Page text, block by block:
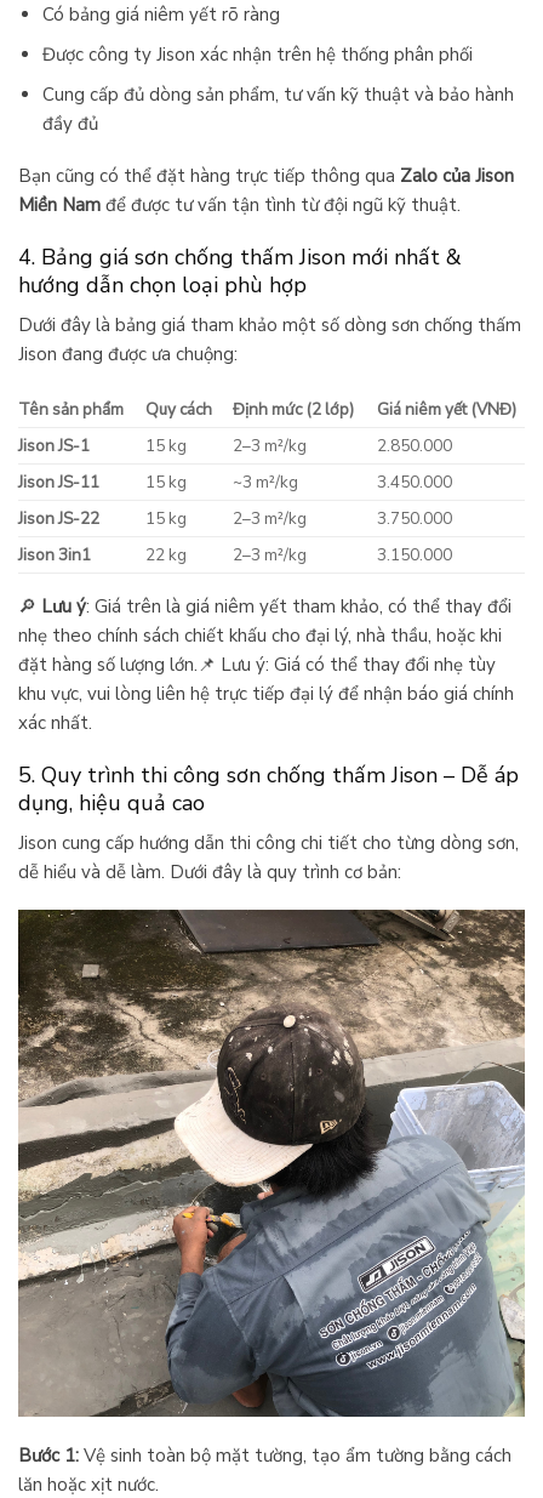
Có bảng giá niêm yết rõ ràng
Được công ty Jison xác nhận trên hệ thống phân phối
Cung cấp đủ dòng sản phẩm, tư vấn kỹ thuật và bảo hành
đầy đủ
Bạn cũng có thể đặt hàng trực tiếp thông qua Zalo của Jison
Miền Nam để được tư vấn tận tình từ đội ngũ kỹ thuật.
4. Bảng giá sơn chống thấm Jison mới nhất &
hướng dẫn chọn loại phù hợp
Dưới đây là bảng giá tham khảo một số dòng sơn chống thấm
Jison đang được ưa chuộng:
Tên sản phẩm Quy cách Định mức (2 lớp)
Giá niêm yết (VNĐ)
Jison JS-1
15 kg 2–3 m²/kg
2.850.000
Jison JS-11
15 kg ~3 m²/kg
3.450.000
Jison JS-22
15 kg 2–3 m²/kg
3.750.000
Jison 3in1
22 kg 2–3 m²/kg 3.150.000
🔎 Lưu ý: Giá trên là giá niêm yết tham khảo, có thể thay đổi
nhẹ theo chính sách chiết khấu cho đại lý, nhà thầu, hoặc khi
đặt hàng số lượng lớn.📌 Lưu ý: Giá có thể thay đổi nhẹ tùy
khu vực, vui lòng liên hệ trực tiếp đại lý để nhận báo giá chính
xác nhất.
5. Quy trình thi công sơn chống thấm Jison – Dễ áp
dụng, hiệu quả cao
Jison cung cấp hướng dẫn thi công chi tiết cho từng dòng sơn,
dễ hiểu và dễ làm. Dưới đây là quy trình cơ bản:
Bước 1: Vệ sinh toàn bộ mặt tường, tạo ẩm tường bằng cách
lăn hoặc xịt nước.